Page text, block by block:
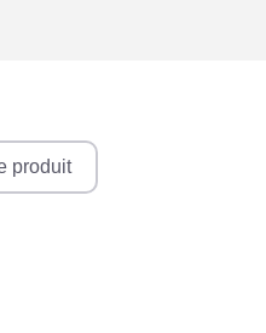
produit